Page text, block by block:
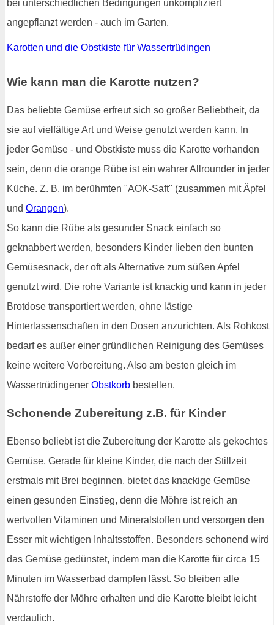
bei unterschiedlichen Bedingungen unkompliziert
angepflanzt werden - auch im Garten.
Karotten und die Obstkiste für Wassertrüdingen
Wie kann man die Karotte nutzen?
Das beliebte Gemüse erfreut sich so großer Beliebtheit, da
sie auf vielfältige Art und Weise genutzt werden kann. In
jeder Gemüse - und Obstkiste muss die Karotte vorhanden
sein, denn die orange Rübe ist ein wahrer Allrounder in jeder
Küche. Z. B. im berühmten "AOK-Saft" (zusammen mit Äpfel
und Orangen).
So kann die Rübe als gesunder Snack einfach so
geknabbert werden, besonders Kinder lieben den bunten
Gemüsesnack, der oft als Alternative zum süßen Apfel
genutzt wird. Die rohe Variante ist knackig und kann in jeder
Brotdose transportiert werden, ohne lästige
Hinterlassenschaften in den Dosen anzurichten. Als Rohkost
bedarf es außer einer gründlichen Reinigung des Gemüses
keine weitere Vorbereitung. Also am besten gleich im
Wassertrüdingener Obstkorb bestellen.
Schonende Zubereitung z.B. für Kinder
Ebenso beliebt ist die Zubereitung der Karotte als gekochtes
Gemüse. Gerade für kleine Kinder, die nach der Stillzeit
erstmals mit Brei beginnen, bietet das knackige Gemüse
einen gesunden Einstieg, denn die Möhre ist reich an
wertvollen Vitaminen und Mineralstoffen und versorgen den
Esser mit wichtigen Inhaltsstoffen. Besonders schonend wird
das Gemüse gedünstet, indem man die Karotte für circa 15
Minuten im Wasserbad dampfen lässt. So bleiben alle
Nährstoffe der Möhre erhalten und die Karotte bleibt leicht
verdaulich.